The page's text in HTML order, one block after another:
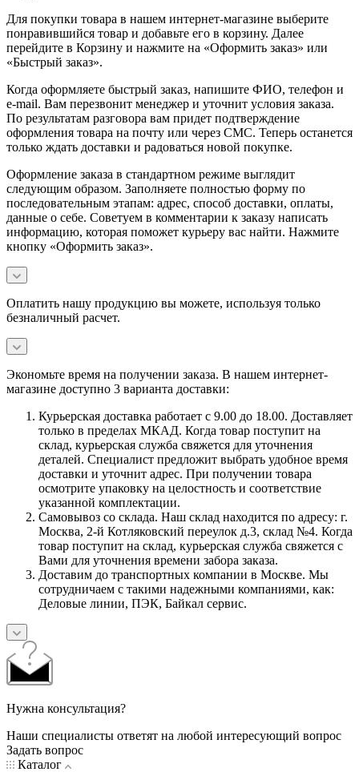
Для покупки товара в нашем интернет-магазине выберите
понравившийся товар и добавьте его в корзину. Далее
перейдите в Корзину и нажмите на «Оформить заказ» или
«Быстрый заказ».
Когда оформляете быстрый заказ, напишите ФИО, телефон и
e-mail. Вам перезвонит менеджер и уточнит условия заказа.
По результатам разговора вам придет подтверждение
оформления товара на почту или через СМС. Теперь останется
только ждать доставки и радоваться новой покупке.
Оформление заказа в стандартном режиме выглядит
следующим образом. Заполняете полностью форму по
последовательным этапам: адрес, способ доставки, оплаты,
данные о себе. Советуем в комментарии к заказу написать
информацию, которая поможет курьеру вас найти. Нажмите
кнопку «Оформить заказ».
Оплатить нашу продукцию вы можете, используя только
безналичный расчет.
Экономьте время на получении заказа. В нашем интернет-
магазине доступно 3 варианта доставки:
Курьерская доставка работает с 9.00 до 18.00. Доставляет
только в пределах МКАД. Когда товар поступит на
склад, курьерская служба свяжется для уточнения
деталей. Специалист предложит выбрать удобное время
доставки и уточнит адрес. При получении товара
осмотрите упаковку на целостность и соответствие
указанной комплектации.
Самовывоз со склада. Наш склад находится по адресу: г.
Москва, 2-й Котляковский переулок д.3, склад №4. Когда
товар поступит на склад, курьерская служба свяжется с
Вами для уточнения времени забора заказа.
Доставим до транспортных компании в Москве. Мы
сотрудничаем с такими надежными компаниями, как:
Деловые линии, ПЭК, Байкал сервис.
Нужна консультация?
Наши специалисты ответят на любой интересующий вопрос
Задать вопрос
Каталог